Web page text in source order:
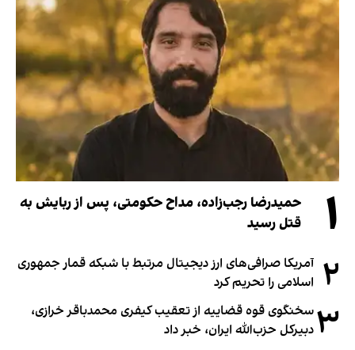
۱
حمیدرضا رجب‌زاده، مداح حکومتی، پس از ربایش به
قتل رسید
۲ آمریکا صرافی‌های ارز دیجیتال مرتبط با شبکه قمار جمهوری
اسلامی را تحریم کرد
۳سخنگوی قوه قضاییه از تعقیب کیفری محمدباقر خرازی،
دبیر‌کل حزب‌الله ایران، خبر داد